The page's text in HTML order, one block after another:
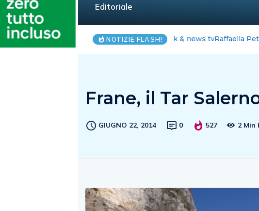
Editoriale
NOTIZIE FLASH! Raffaella Pettirutti:
Frane, il Tar
GIUGNO 22, 2014 0 527 2 Min